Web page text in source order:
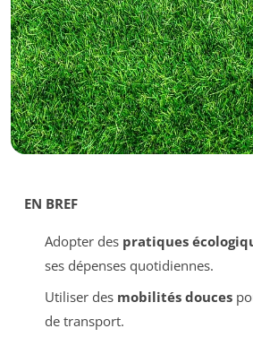
EN BREF
Adopter des pratiques
ses dépenses quotidiennes.
Utiliser des mobilités douces
de transport.